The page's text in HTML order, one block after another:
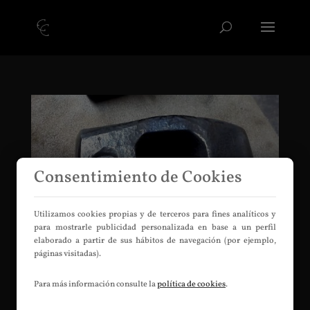
porEfrén Cofiné|Jul 9, 2016|Martillos,Martillos de
Consentimiento de Cookies
Utilizamos cookies propias y de terceros para fines analíticos y
para mostrarle publicidad personalizada en base a un perfil
elaborado a partir de sus hábitos de navegación (por ejemplo,
páginas visitadas).
Para más información consulte lapolítica de cookies.